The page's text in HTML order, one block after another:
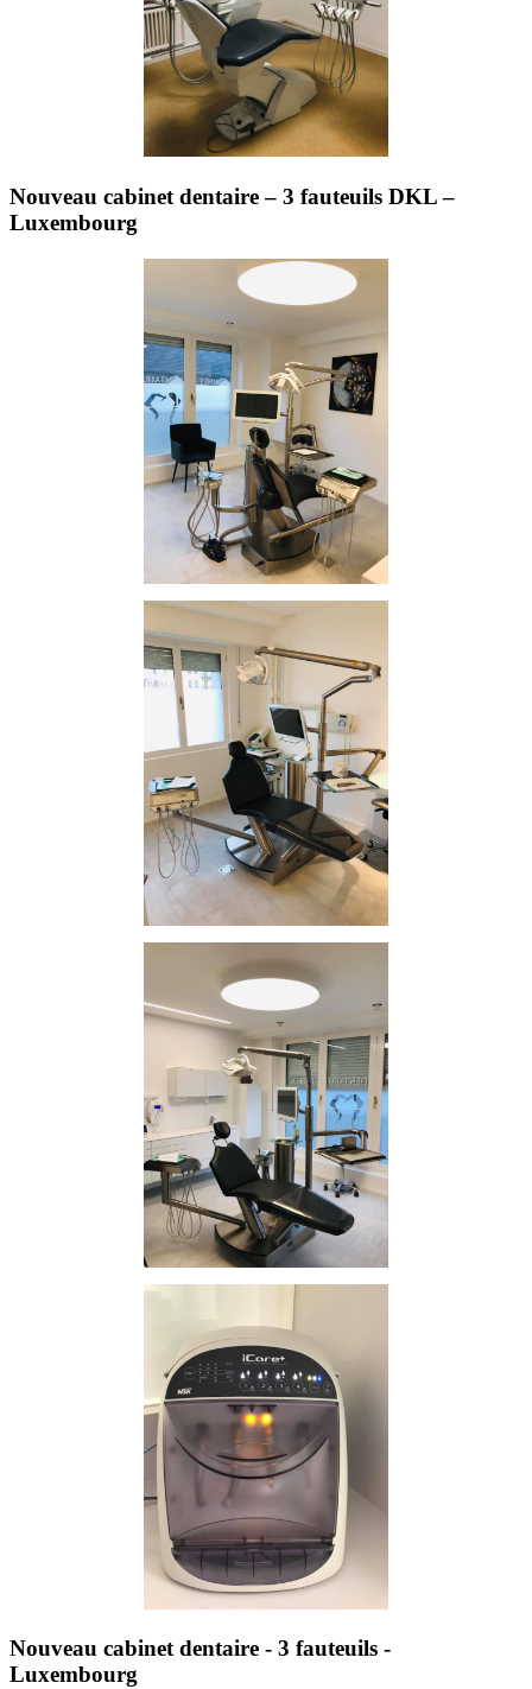
Nouveau cabinet dentaire – 3 fauteuils DKL –
Luxembourg
Nouveau cabinet dentaire - 3 fauteuils -
Luxembourg